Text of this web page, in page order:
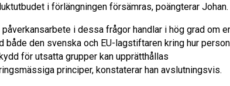
i förlängningen försämras, poängterar Johan.
i dessa frågor handlar i hög grad om
både den svenska och EU-lagstiftaren kring hur
för utsatta grupper kan upprätthållas
principer, konstaterar han avslutningsvis.